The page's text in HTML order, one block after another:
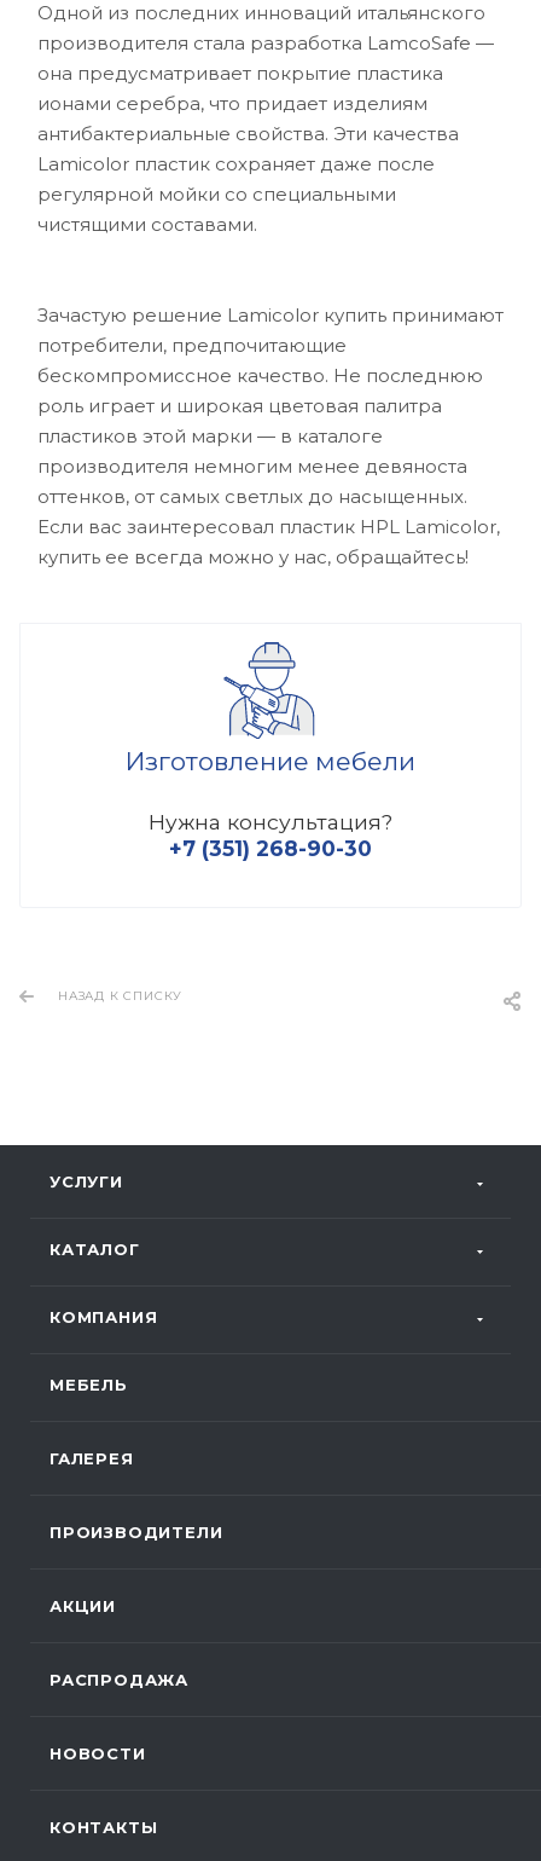
Одной из последних инноваций итальянского
производителя стала разработка LamcoSafe —
она предусматривает покрытие пластика
ионами серебра, что придает изделиям
антибактериальные свойства. Эти качества
Lamicolor пластик сохраняет даже после
регулярной мойки со специальными
чистящими составами.
Зачастую решение Lamicolor купить принимают
потребители, предпочитающие
бескомпромиссное качество. Не последнюю
роль играет и широкая цветовая палитра
пластиков этой марки — в каталоге
производителя немногим менее девяноста
оттенков, от самых светлых до насыщенных.
Если вас заинтересовал пластик HPL Lamicolor,
купить ее всегда можно у нас, обращайтесь!
Изготовление мебели
Нужна консультация?
+7 (351) 268-90-30
НАЗАД К СПИСКУ
УСЛУГИ
КАТАЛОГ
КОМПАНИЯ
МЕБЕЛЬ
ГАЛЕРЕЯ
ПРОИЗВОДИТЕЛИ
АКЦИИ
РАСПРОДАЖА
НОВОСТИ
КОНТАКТЫ